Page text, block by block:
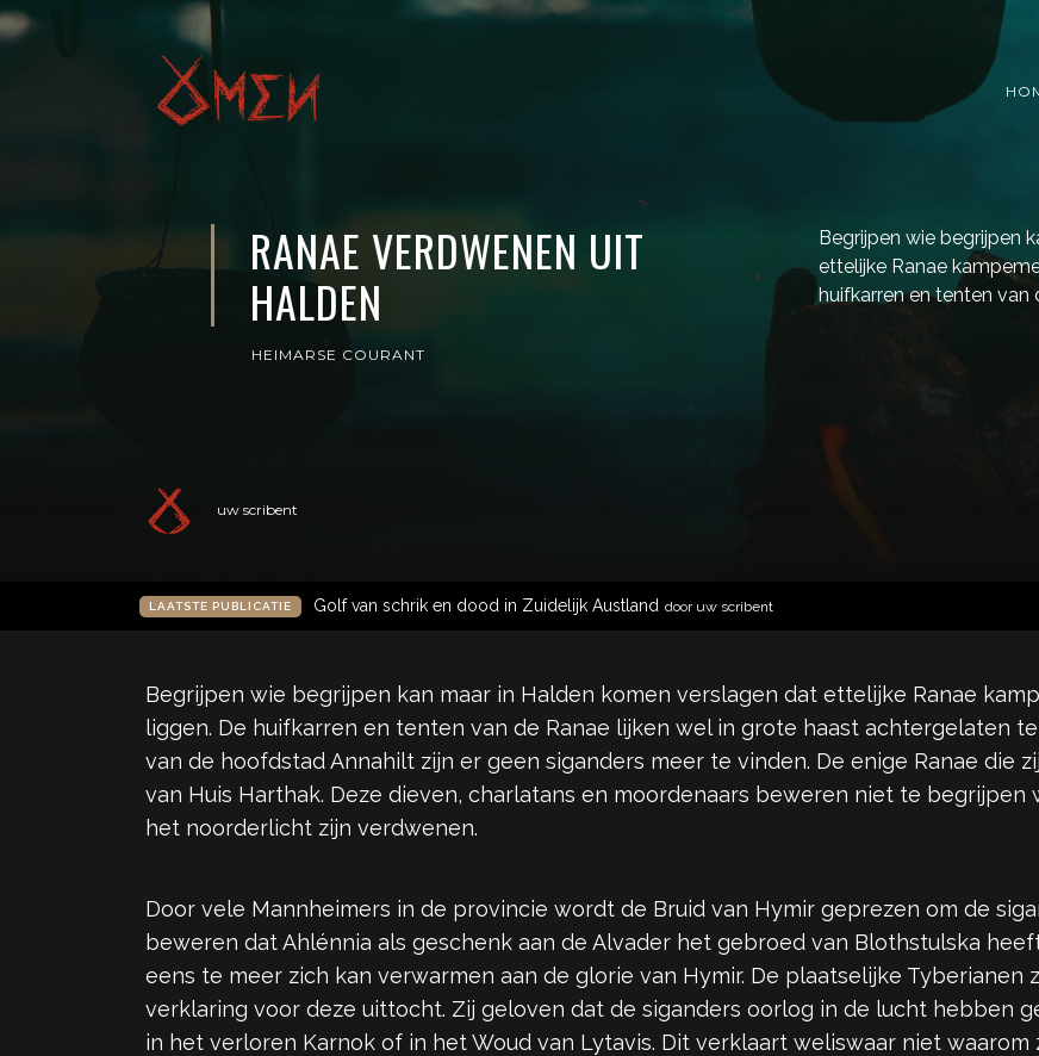
RANAE VERDWENEN UIT
HALDEN
HEIMARSE COURANT
Begrijpen wie begrijpen
ettelijke Ranae
huifkarren en tenten van
uw scribent
LAATSTE PUBLICATIE Golf van schrik en dood in Zuidelijk Austland door uw scribent
Begrijpen wie begrijpen kan maar in Halden komen verslagen dat ettelijke Ranae
liggen. De huifkarren en tenten van de Ranae lijken wel in grote haast achtergelaten
van de hoofdstad Annahilt zijn er geen siganders meer te vinden. De enige Ranae die
van Huis Harthak. Deze dieven, charlatans en moordenaars beweren niet te
het noorderlicht zijn verdwenen.
Door vele Mannheimers in de provincie wordt de Bruid van Hymir geprezen om de
beweren dat Ahlénnia als geschenk aan de Alvader het gebroed van Blothstulska
eens te meer zich kan verwarmen aan de glorie van Hymir. De plaatselijke
verklaring voor deze uittocht. Zij geloven dat de siganders oorlog in de lucht hebben
in het verloren Karnok of in het Woud van Lytavis. Dit verklaart weliswaar niet